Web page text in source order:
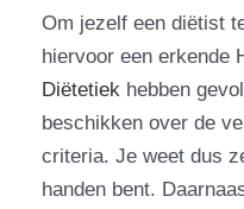
Om jezelf een diëtist
hiervoor een erkende
Diëtetiekhebben
beschikken over de
criteria. Je weet dus
handen bent.